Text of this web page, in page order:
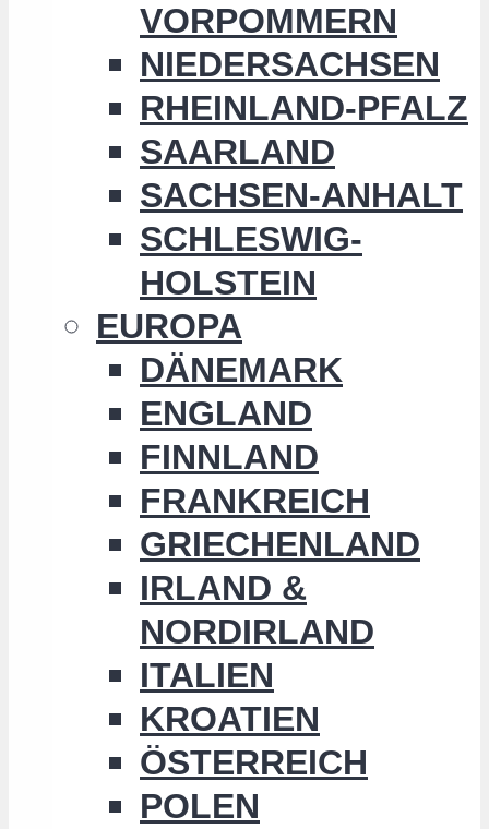
VORPOMMERN
NIEDERSACHSEN
RHEINLAND-PFALZ
SAARLAND
SACHSEN-ANHALT
SCHLESWIG-
HOLSTEIN
EUROPA
DÄNEMARK
ENGLAND
FINNLAND
FRANKREICH
GRIECHENLAND
IRLAND &
NORDIRLAND
ITALIEN
KROATIEN
ÖSTERREICH
POLEN